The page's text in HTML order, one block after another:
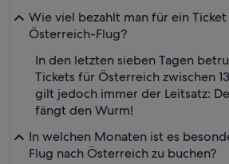
Wie viel bezahlt man für ein
Österreich-Flug?
In den letzten sieben Tagen
Tickets für Österreich zwischen
gilt jedoch immer der Leitsatz:
fängt den Wurm!
In welchen Monaten ist es
Flug nach Österreich zu buchen?